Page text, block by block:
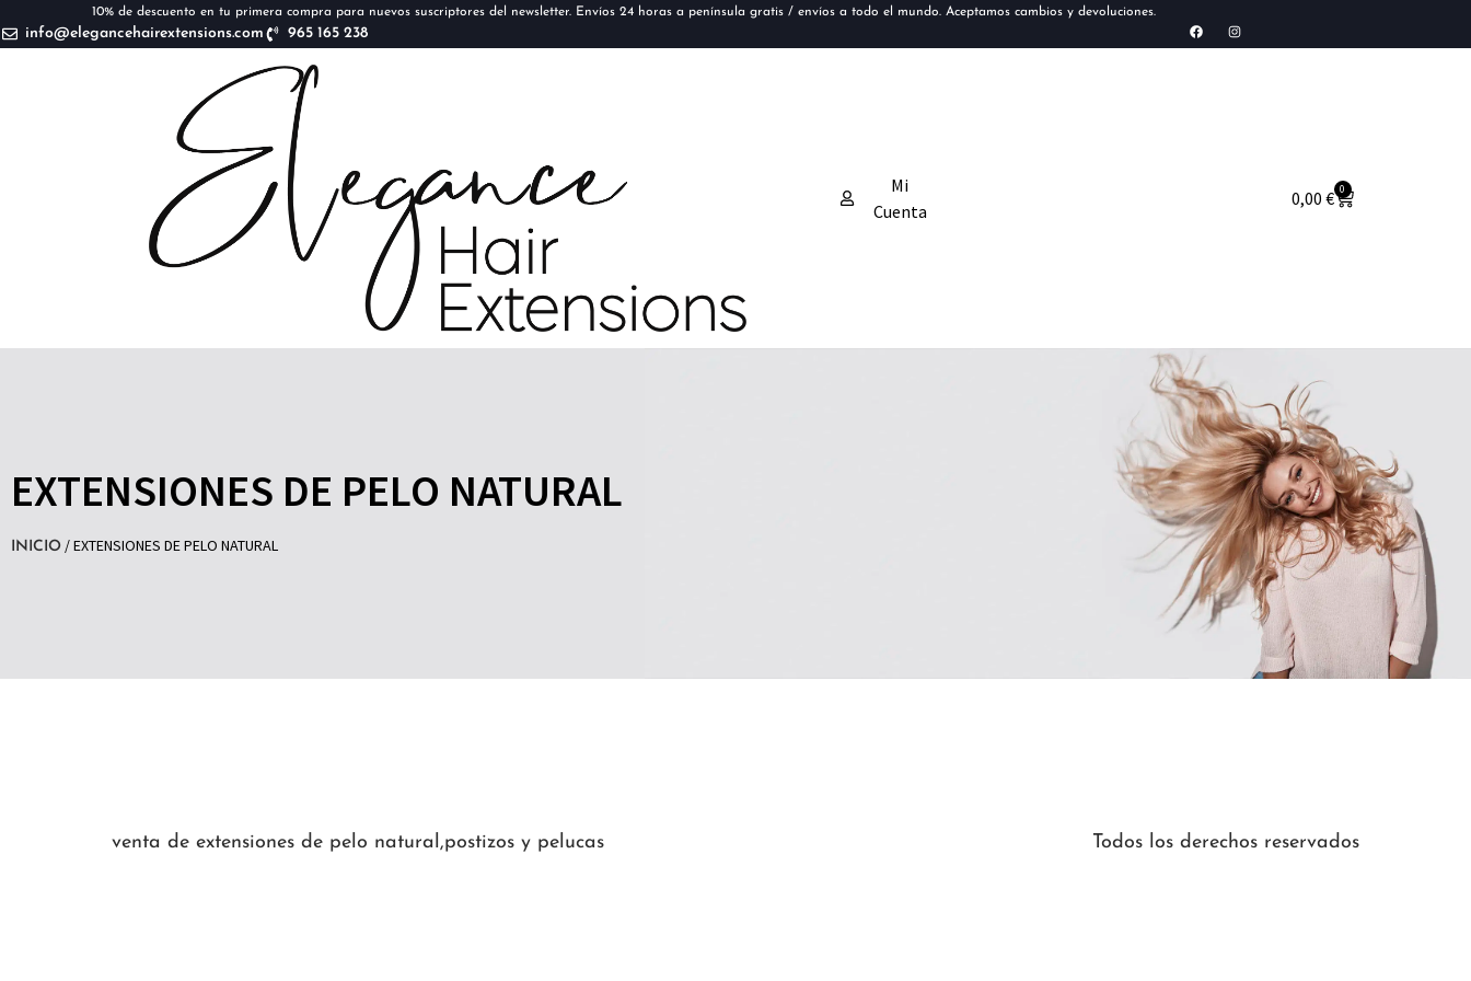
10% de descuento en tu primera compra para nuevos suscriptores del newsletter. Envíos 24 horas a península gratis / envíos a todo el mundo. Aceptamos cambios y devoluciones.
info@elegancehairextensions.com 965 165 238
Mi
Cuenta
0,00 € 0
EXTENSIONES DE PELO NATURAL
INICIO / EXTENSIONES DE PELO NATURAL
venta de extensiones de pelo natural,postizos y pelucas Todos los derechos reservados